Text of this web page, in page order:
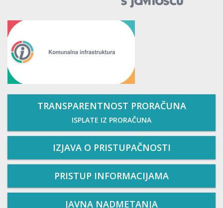
TRANSPARENTNOST PRORAČUNA
ISPLATE IZ PRORAČUNA
IZJAVA O PRISTUPAČNOSTI
PRISTUP INFORMACIJAMA
JAVNA NADMETANJA